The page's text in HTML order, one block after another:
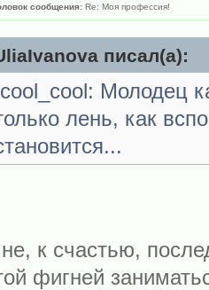
сообщения: Re: Моя профессия!
писал(а):
Молодец
лень, как
к счастью,
фигней